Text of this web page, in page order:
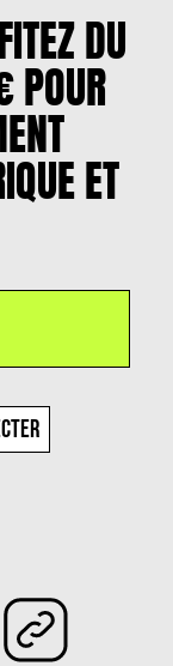
DU
POUR
ET